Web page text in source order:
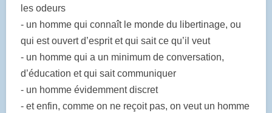
les odeurs
- un homme qui connaît le monde du libertinage, ou
qui est ouvert d’esprit et qui sait ce qu’il veut
- un homme qui a un minimum de conversation,
d’éducation et qui sait communiquer
- un homme évidemment discret
- et enfin, comme on ne reçoit pas, on veut un homme